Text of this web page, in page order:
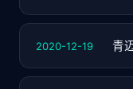
2020-12-19 青